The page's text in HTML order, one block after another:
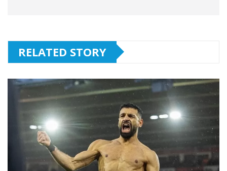
RELATED STORY